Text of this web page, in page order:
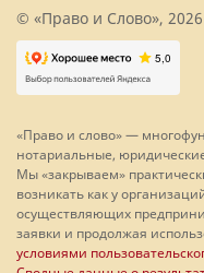
© «Право и Слово», 2026
«Право и слово» —
нотариальные,
Мы «закрываем»
возникать как у
осуществляющих
заявки и продолжая
условиями